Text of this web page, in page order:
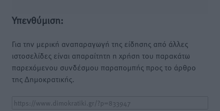
Υπενθύμιση:
Για την μερική αναπαραγωγή της είδησης από άλλες
ιστοσελίδες είναι απαραίτητη η χρήση του παρακάτω
παρεχόμενου συνδέσμου παραπομπής προς το άρθρο
της Δημοκρατικής.